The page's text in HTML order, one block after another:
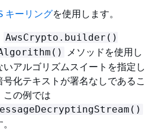
キーリングを使用します。
AwsCrypto.builder()
メソッドを使用し
いアルゴリズムスイートを指定し
化テキストが署名なしであるこ
この例では